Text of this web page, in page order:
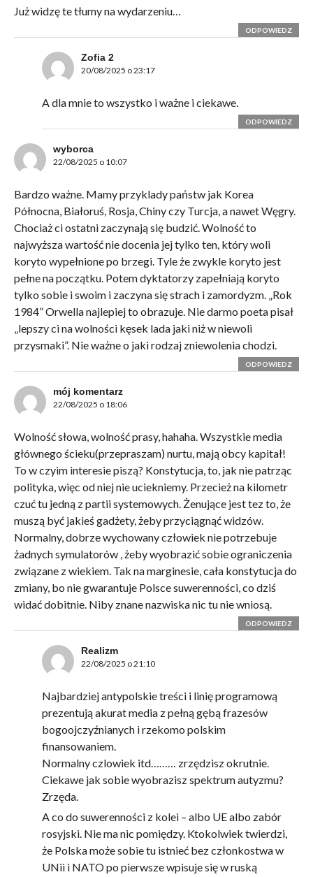
Już widzę te tłumy na wydarzeniu…
ODPOWIEDZ
Zofia 2
20/08/2025 o 23:17
A dla mnie to wszystko i ważne i ciekawe.
ODPOWIEDZ
wyborca
22/08/2025 o 10:07
Bardzo ważne. Mamy przyklady państw jak Korea
Północna, Białoruś, Rosja, Chiny czy Turcja, a nawet Węgry.
Chociaż ci ostatni zaczynają się budzić. Wolność to
najwyższa wartość nie docenia jej tylko ten, który woli
koryto wypełnione po brzegi. Tyle że zwykle koryto jest
pełne na początku. Potem dyktatorzy zapełniają koryto
tylko sobie i swoim i zaczyna się strach i zamordyzm. „Rok
1984” Orwella najlepiej to obrazuje. Nie darmo poeta pisał
„lepszy ci na wolności kęsek lada jaki niż w niewoli
przysmaki”. Nie ważne o jaki rodzaj zniewolenia chodzi.
ODPOWIEDZ
mój komentarz
22/08/2025 o 18:06
Wolność słowa, wolność prasy, hahaha. Wszystkie media
głównego ścieku(przepraszam) nurtu, mają obcy kapitał!
To w czyim interesie piszą? Konstytucja, to, jak nie patrząc
polityka, więc od niej nie uciekniemy. Przecież na kilometr
czuć tu jedną z partii systemowych. Żenujące jest tez to, że
muszą być jakieś gadżety, żeby przyciągnąć widzów.
Normalny, dobrze wychowany człowiek nie potrzebuje
żadnych symulatorów , żeby wyobrazić sobie ograniczenia
związane z wiekiem. Tak na marginesie, cała konstytucja do
zmiany, bo nie gwarantuje Polsce suwerenności, co dziś
widać dobitnie. Niby znane nazwiska nic tu nie wniosą.
ODPOWIEDZ
Realizm
22/08/2025 o 21:10
Najbardziej antypolskie treści i linię programową
prezentują akurat media z pełną gębą frazesów
bogoojczyźnianych i rzekomo polskim
finansowaniem.
Normalny czlowiek itd……… zrzędzisz okrutnie.
Ciekawe jak sobie wyobrazisz spektrum autyzmu?
Zrzęda.
A co do suwerenności z kolei – albo UE albo zabór
rosyjski. Nie ma nic pomiędzy. Ktokolwiek twierdzi,
że Polska może sobie tu istnieć bez członkostwa w
UNii i NATO po pierwsze wpisuje się w ruską